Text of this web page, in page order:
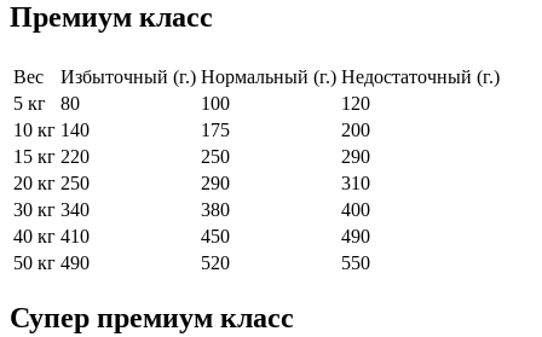
Премиум класс
Вес Избыточный (г.) Нормальный (г.) Недостаточный (г.)
5 кг
80 100
120
10 кг 140 175
200
15 кг 220 250
290
20 кг 250 290
310
30 кг 340 380
400
40 кг 410 450
490
50 кг 490 520 550
Супер премиум класс